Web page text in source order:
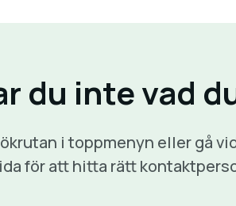
du inte vad
i toppmenyn eller gå
för att hitta rätt